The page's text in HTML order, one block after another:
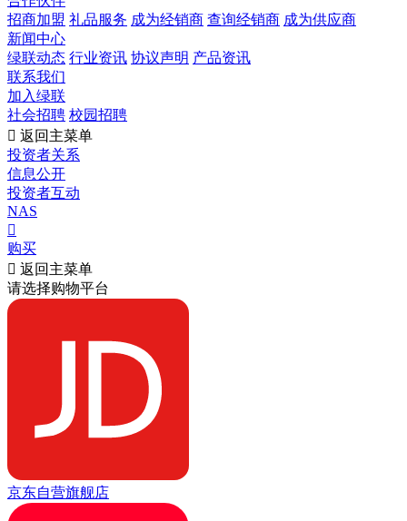
招商加盟 礼品服务 成为经销商 查询经销商 成为供应商
新闻中心
绿联动态 行业资讯 协议声明 产品资讯
联系我们
加入绿联
社会招聘 校园招聘
 返回主菜单
投资者关系
信息公开
投资者互动
NAS

购买
 返回主菜单
请选择购物平台
京东自营旗舰店